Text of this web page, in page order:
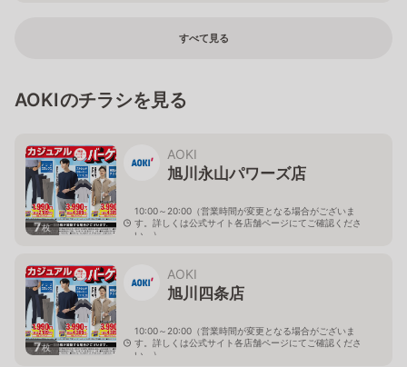
すべて見る
AOKIのチラシを見る
7枚
AOKI
旭川永山パワーズ店
10:00～20:00（営業時間が変更となる場合がございま
す。詳しくは公式サイト各店舗ページにてご確認くださ
い。）
7枚
AOKI
旭川四条店
10:00～20:00（営業時間が変更となる場合がございま
す。詳しくは公式サイト各店舗ページにてご確認くださ
い。）